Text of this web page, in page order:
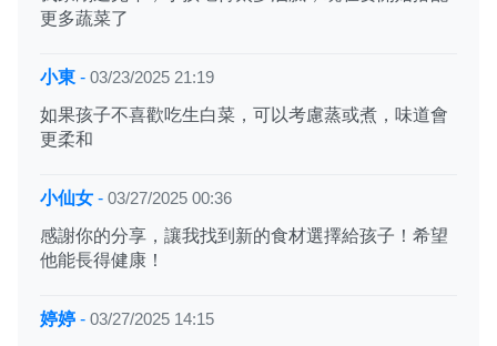
更多蔬菜了
小東 - 03/23/2025 21:19
如果孩子不喜歡吃生白菜，可以考慮蒸或煮，味道會
更柔和
小仙女 - 03/27/2025 00:36
感謝你的分享，讓我找到新的食材選擇給孩子！希望
他能長得健康！
婷婷 - 03/27/2025 14:15